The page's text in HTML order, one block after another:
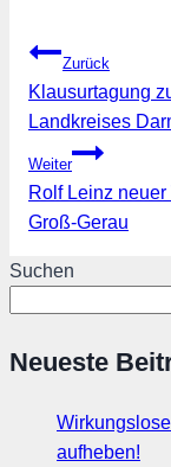
Zurück
Klausurtagung
Landkreises
Weiter
Rolf Leinz
Groß-Gerau
Suchen
Neueste
aufheben!